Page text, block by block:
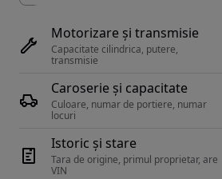
Motorizare și transmisie
Capacitate cilindrica, putere,
transmisie
Caroserie și capacitate
Culoare, numar de portiere, numar
locuri
Istoric și stare
Tara de origine, primul proprietar, are